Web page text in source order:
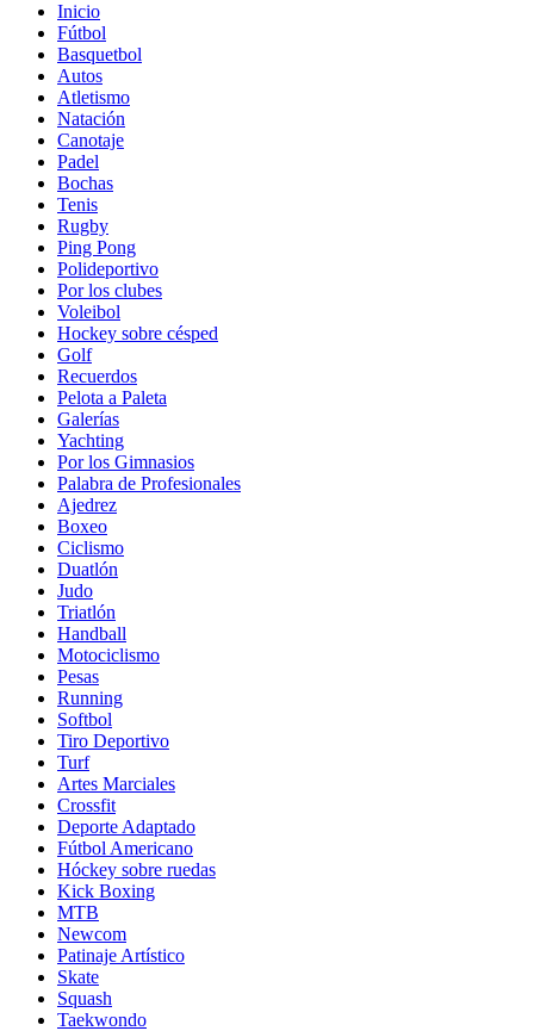
Inicio
Fútbol
Basquetbol
Autos
Atletismo
Natación
Canotaje
Padel
Bochas
Tenis
Rugby
Ping Pong
Polideportivo
Por los clubes
Voleibol
Hockey sobre césped
Golf
Recuerdos
Pelota a Paleta
Galerías
Yachting
Por los Gimnasios
Palabra de Profesionales
Ajedrez
Boxeo
Ciclismo
Duatlón
Judo
Triatlón
Handball
Motociclismo
Pesas
Running
Softbol
Tiro Deportivo
Turf
Artes Marciales
Crossfit
Deporte Adaptado
Fútbol Americano
Hóckey sobre ruedas
Kick Boxing
MTB
Newcom
Patinaje Artístico
Skate
Squash
Taekwondo